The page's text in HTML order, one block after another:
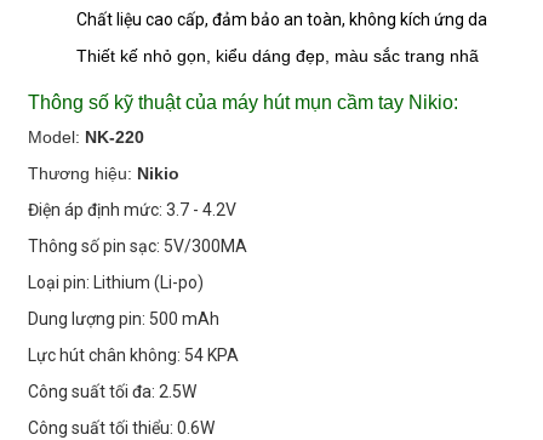
Chất liệu cao cấp, đảm bảo an toàn, không kích ứng da
Thiết kế nhỏ gọn, kiểu dáng đẹp, màu sắc trang nhã
Thông số kỹ thuật của máy hút mụn cầm tay Nikio:
Model: NK-220
Thương hiệu: Nikio
Điện áp định mức: 3.7 - 4.2V
Thông số pin sạc: 5V/300MA
Loại pin: Lithium (Li-po)
Dung lượng pin: 500 mAh
Lực hút chân không: 54 KPA
Công suất tối đa: 2.5W
Công suất tối thiểu: 0.6W